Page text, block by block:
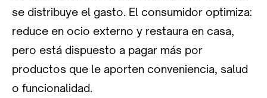
se distribuye el gasto. El consumidor optimiza:
reduce en ocio externo y restaura en casa,
pero está dispuesto a pagar más por
productos que le aporten conveniencia, salud
o funcionalidad.